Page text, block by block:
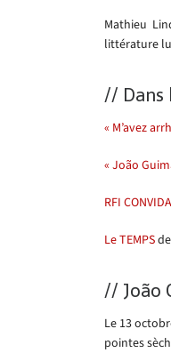
Mathieu
littérature
// Dans
« M’avez
« João
RFI
Le TEMPS
// João
Le 13
pointes